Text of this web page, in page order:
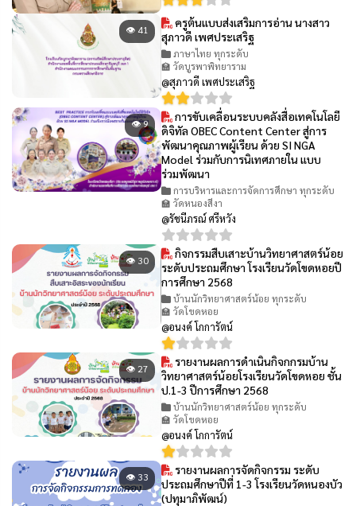
👁 41
ครูต้นแบบส่งเสริมการอ่าน นางสาว
สุภาวดี เพศประเสริฐ
ภาษาไทย ทุกระดับ
🏫 วัดบูรพาพิทยาราม
@สุภาวดี เพศประเสริฐ
👁 9
การขับเคลื่อนระบบคลังสื่อเทคโนโลยี
ดิจิทัล OBEC Content Center สู่การ
พัฒนาคุณภาพผู้เรียน ด้วย SI NGA
Model ร่วมกับการนิเทศภายใน แบบ
ร่วมพัฒนา
การบริหารและการจัดการศึกษา ทุกระดับ
🏫 วัดหนองสีงา
@รัชนีภรณ์ ศรีหวัง
👁 30
กิจกรรมสืบเสาะบ้านวิทยาศาสตร์น้อย
ระดับประถมศึกษา โรงเรียนวัดโขดหอยปี
การศึกษา 2568
บ้านนักวิทยาศาสตร์น้อย ทุกระดับ
🏫 วัดโขดหอย
@อนงค์ โกการัตน์
👁 27
รายงานผลการดำเนินกิจกกรมบ้าน
วิทยาศาสตร์น้อยโรงเรียนวัดโขดหอย ชั้น
ป.1-3 ปีการศึกษา 2568
บ้านนักวิทยาศาสตร์น้อย ทุกระดับ
🏫 วัดโขดหอย
@อนงค์ โกการัตน์
👁 33
รายงานผลการจัดกิจกรรม ระดับ
ประถมศึกษาปีที่ 1-3 โรงเรียนวัดหนองบัว
(ปทุมาภิพัฒน์)